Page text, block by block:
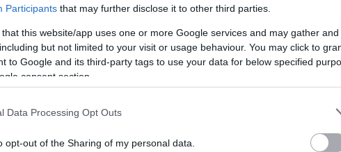
Participants that may further disclose it to other third parties.
that this website/app uses one or more Google services and may gather
but not limited to your visit or usage behaviour. You may click to
to Google and its third-party tags to use your data for below specified
consent section.
Data Processing Opt Outs
opt-out of the Sharing of my personal data.
akiknek megvan a védettségi
elkezdik oltani a fiatalokat is. Ezt Pfizer
ma fogják a felnőtteket oltani, a többit